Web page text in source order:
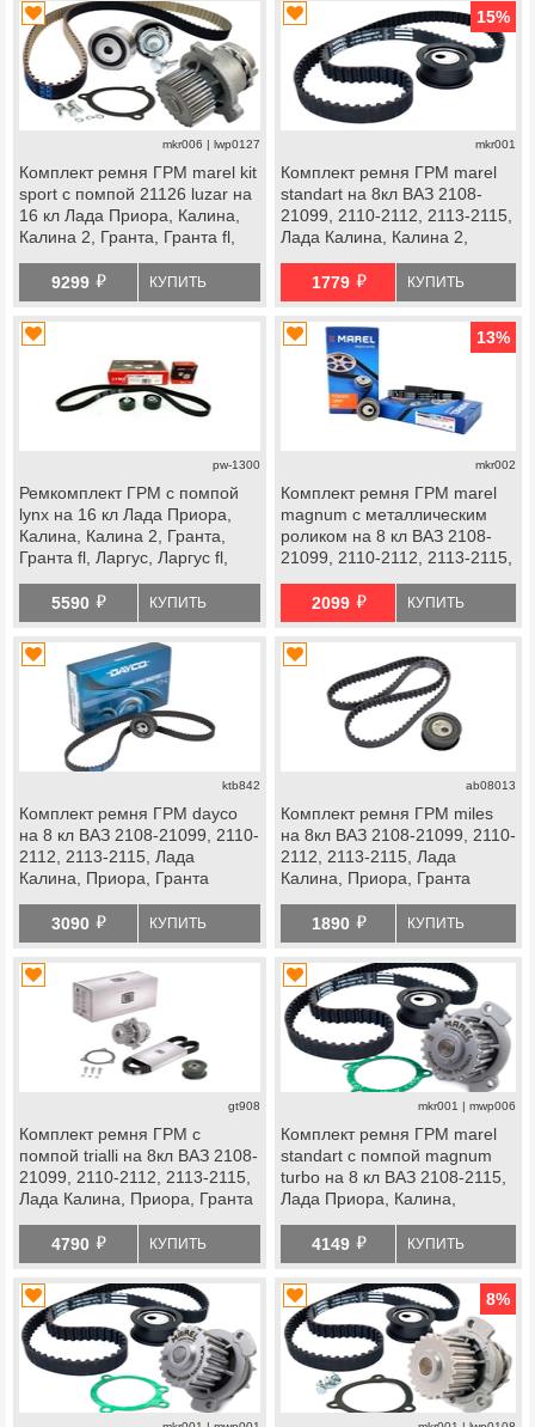
mkr006 | lwp0127
Комплект ремня ГРМ marel kit
sport с помпой 21126 luzar на
16 кл Лада Приора, Калина,
Калина 2, Гранта, Гранта fl,
Рей, datsun
9299 й КУПИТЬ
15%
mkr001
Комплект ремня ГРМ marel
standart на 8кл ВАЗ 2108-
21099, 2110-2112, 2113-2115,
Лада Калина, Калина 2,
1779 й КУПИТЬ
pw-1300
Ремкомплект ГРМ с помпой
lynx на 16 кл Лада Приора,
Калина, Калина 2, Гранта,
Гранта fl, Ларгус, Ларгус fl,
5590 й КУПИТЬ
13%
mkr002
Комплект ремня ГРМ marel
magnum с металлическим
роликом на 8 кл ВАЗ 2108-
21099, 2110-2112, 2113-2115,
Стандарт, Ока
2099 й КУПИТЬ
ktb842
Комплект ремня ГРМ dayco
на 8 кл ВАЗ 2108-21099, 2110-
2112, 2113-2115, Лада
Калина, Приора, Гранта
3090 й КУПИТЬ
ab08013
Комплект ремня ГРМ miles
на 8кл ВАЗ 2108-21099, 2110-
2112, 2113-2115, Лада
Калина, Приора, Гранта
1890 й КУПИТЬ
gt908
Комплект ремня ГРМ с
помпой trialli на 8кл ВАЗ 2108-
21099, 2110-2112, 2113-2115,
Лада Калина, Приора, Гранта
4790 й КУПИТЬ
mkr001 | mwp006
Комплект ремня ГРМ marel
standart с помпой magnum
turbo на 8 кл ВАЗ 2108-2115,
Лада Приора, Калина,
4149 й КУПИТЬ
8%